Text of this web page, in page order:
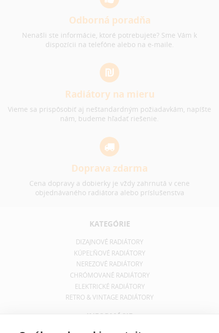
Odborná poradňa
Nenašli ste informácie, ktoré potrebujete? Sme Vám k
dispozícii na telefóne alebo na e-maile.
Radiátory na mieru
Vieme sa prispôsobiť aj neštandardným požiadavkám, napíšte
nám, budeme hľadať riešenie.
Doprava zdarma
Cena dopravy a dobierky je vždy zahrnutá v cene
objednávaného radiátora alebo príslušenstva
KATEGÓRIE
DIZAJNOVÉ RADIÁTORY
KÚPEĽŇOVÉ RADIÁTORY
NEREZOVÉ RADIÁTORY
CHRÓMOVANÉ RADIÁTORY
ELEKTRICKÉ RADIÁTORY
RETRO & VINTAGE RADIÁTORY
INFORMÁCIE